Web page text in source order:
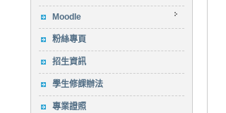
Moodle
粉絲專頁
招生資訊
學生修課辦法
專業證照